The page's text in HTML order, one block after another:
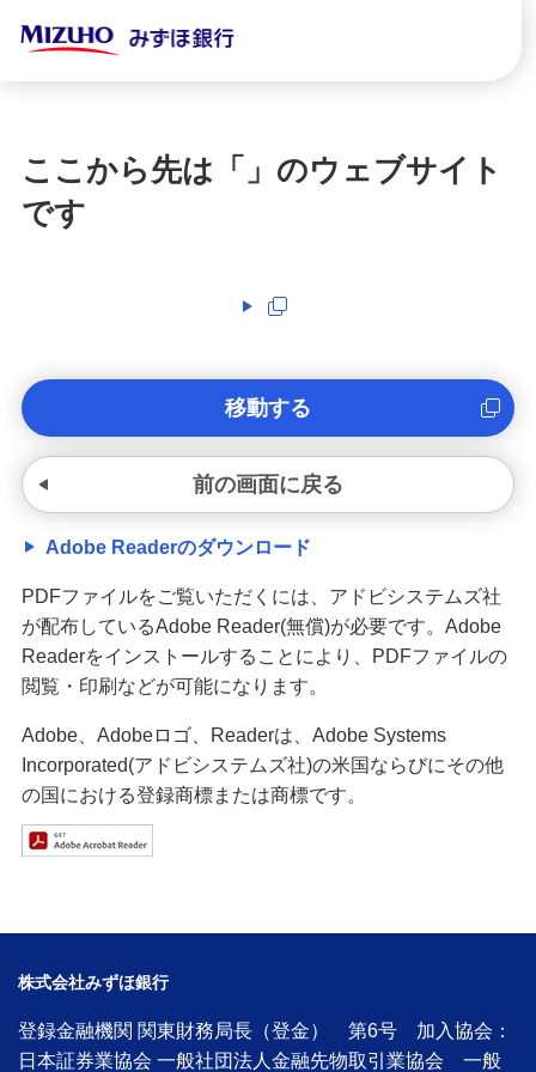
ここから先は「 」のウェブサイト
です
移動する
前の画面に戻る
Adobe Readerのダウンロード
PDFファイルをご覧いただくには、アドビシステムズ社
が配布しているAdobe Reader(無償)が必要です。Adobe
Readerをインストールすることにより、PDFファイルの
閲覧・印刷などが可能になります。
Adobe、Adobeロゴ、Readerは、Adobe Systems
Incorporated(アドビシステムズ社)の米国ならびにその他
の国における登録商標または商標です。
株式会社みずほ銀行
登録金融機関 関東財務局長（登金） 第6号 加入協会：
日本証券業協会 一般社団法人金融先物取引業協会 一般